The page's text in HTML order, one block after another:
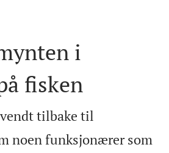
i
fisken
tilbake til
noen funksjonærer som